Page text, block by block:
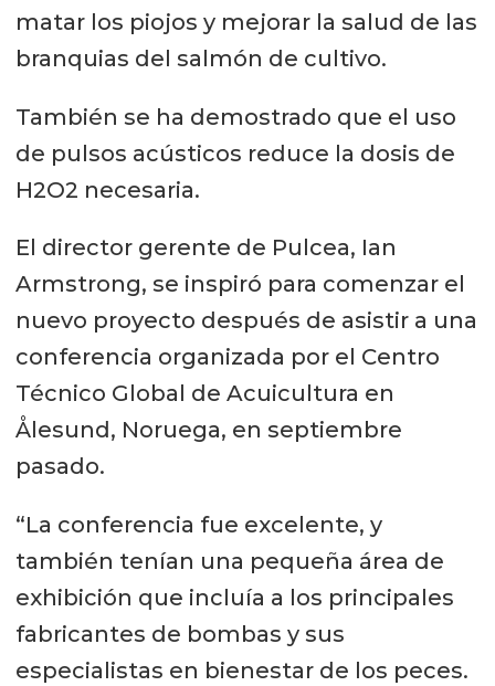
matar los piojos y mejorar la salud de las
branquias del salmón de cultivo.
También se ha demostrado que el uso
de pulsos acústicos reduce la dosis de
H2O2 necesaria.
El director gerente de Pulcea, Ian
Armstrong, se inspiró para comenzar el
nuevo proyecto después de asistir a una
conferencia organizada por el Centro
Técnico Global de Acuicultura en
Ålesund, Noruega, en septiembre
pasado.
“La conferencia fue excelente, y
también tenían una pequeña área de
exhibición que incluía a los principales
fabricantes de bombas y sus
especialistas en bienestar de los peces.